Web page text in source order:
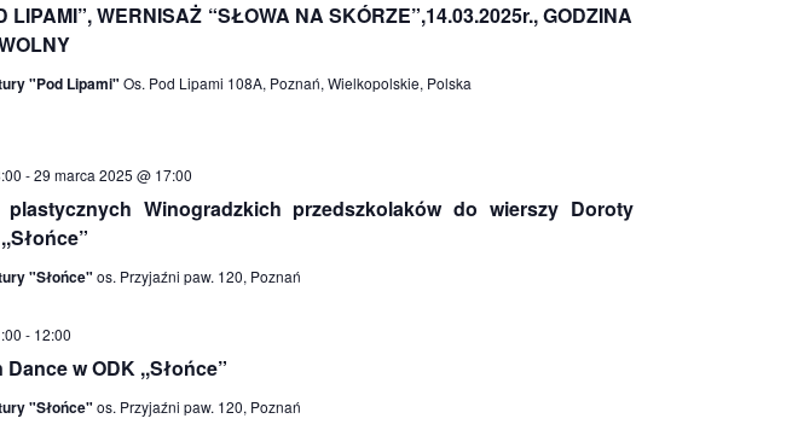
LIPAMI”, WERNISAŻ “SŁOWA NA SKÓRZE”,14.03.2025r., GODZINA
"Pod Lipami" Os. Pod Lipami 108A, Poznań, Wielkopolskie, Polska
plastycznych Winogradzkich przedszkolaków do wierszy Doroty
-29 marca 2025 @ 17:00
"Słońce" os. Przyjaźni paw. 120, Poznań
w ODK ,,Słońce”
- 12:00
"Słońce" os. Przyjaźni paw. 120, Poznań